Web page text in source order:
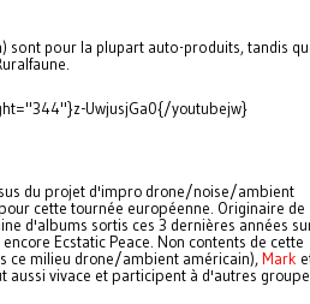
sont pour la plupart auto-produits, tandis
UwjusjGa0{/youtubejw}
du projet d'impro drone/noise/ambient
cette tournée européenne. Originaire de
d'albums sortis ces 3 dernières années
Ecstatic Peace. Non contents de cette
ce milieu drone/ambient américain),Mark
vivace et participent à d'autres